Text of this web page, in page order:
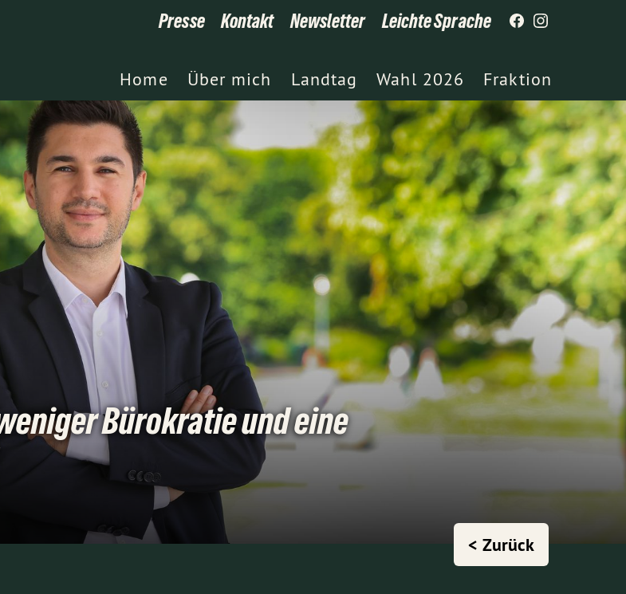
Presse Kontakt Newsletter Leichte Sprache
Home Über mich Landtag Wahl 2026 Fraktion
Bürokratie und eine
< Zurück